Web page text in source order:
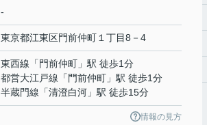
-
東京都江東区門前仲町 １丁目8－4
東西線 「 門前仲町 」駅 徒歩1分
都営大江戸線 「 門前仲町 」駅 徒歩1分
半蔵門線 「清澄白河 」駅 徒歩15分
情報の見方